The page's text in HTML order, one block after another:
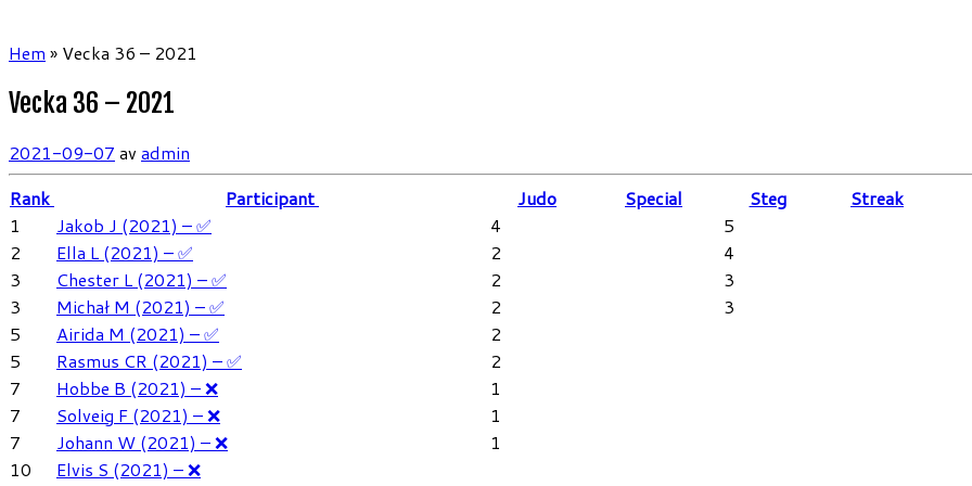
Hem » Vecka 36 – 2021
Vecka 36 – 2021
2021-09-07 av admin
Rank Participant Judo Special Steg
Streak
1
Jakob J (2021) – ✅ 4
5
2
Ella L (2021) – ✅ 2
4
3
Chester L (2021) – ✅ 2
3
3
Michał M (2021) – ✅ 2
3
5
Airida M (2021) – ✅
2
5
Rasmus CR (2021) – ✅
2
7
Hobbe B (2021) – ❌
1
7
Solveig F (2021) – ❌
1
7
Johann W (2021) – ❌
1
10
Elvis S (2021) – ❌